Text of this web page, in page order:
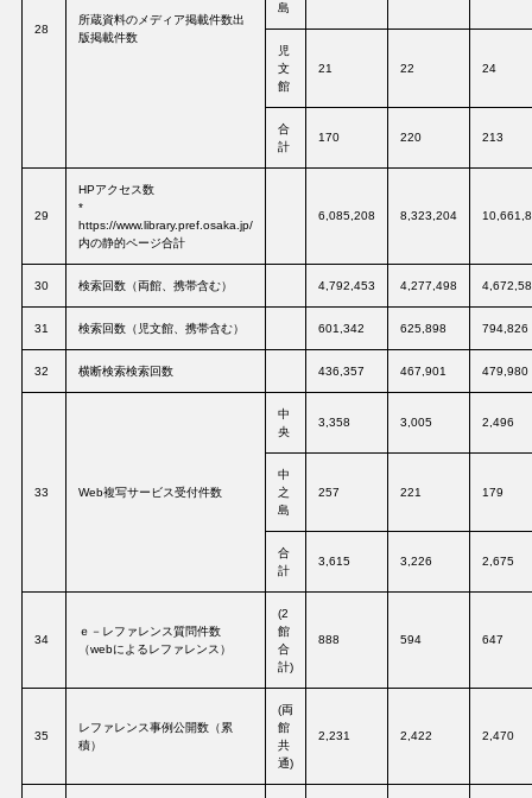
28
所蔵資料のメディア掲載件数出
版掲載件数
島
児
文
館
21 22 24
合
計
170 220 213
29
HPアクセス数
*
https://www.library.pref.osaka.jp/
内の静的ページ合計
6,085,208 8,323,204
30 検索回数（両館、携帯含む） 4,792,453 4,277,498
31 検索回数（児文館、携帯含む） 601,342 625,898 794,826
32 横断検索検索回数 436,357 467,901 479,980
33 Web複写サービス受付件数
中
央
3,358 3,005 2,496
中
之
島
257 221 179
合
計
3,615 3,226 2,675
34
ｅ－レファレンス質問件数
（webによるレファレンス）
(2
館
合
計)
888 594 647
35
レファレンス事例公開数（累
積）
(両
館
共
通)
2,231 2,422 2,470